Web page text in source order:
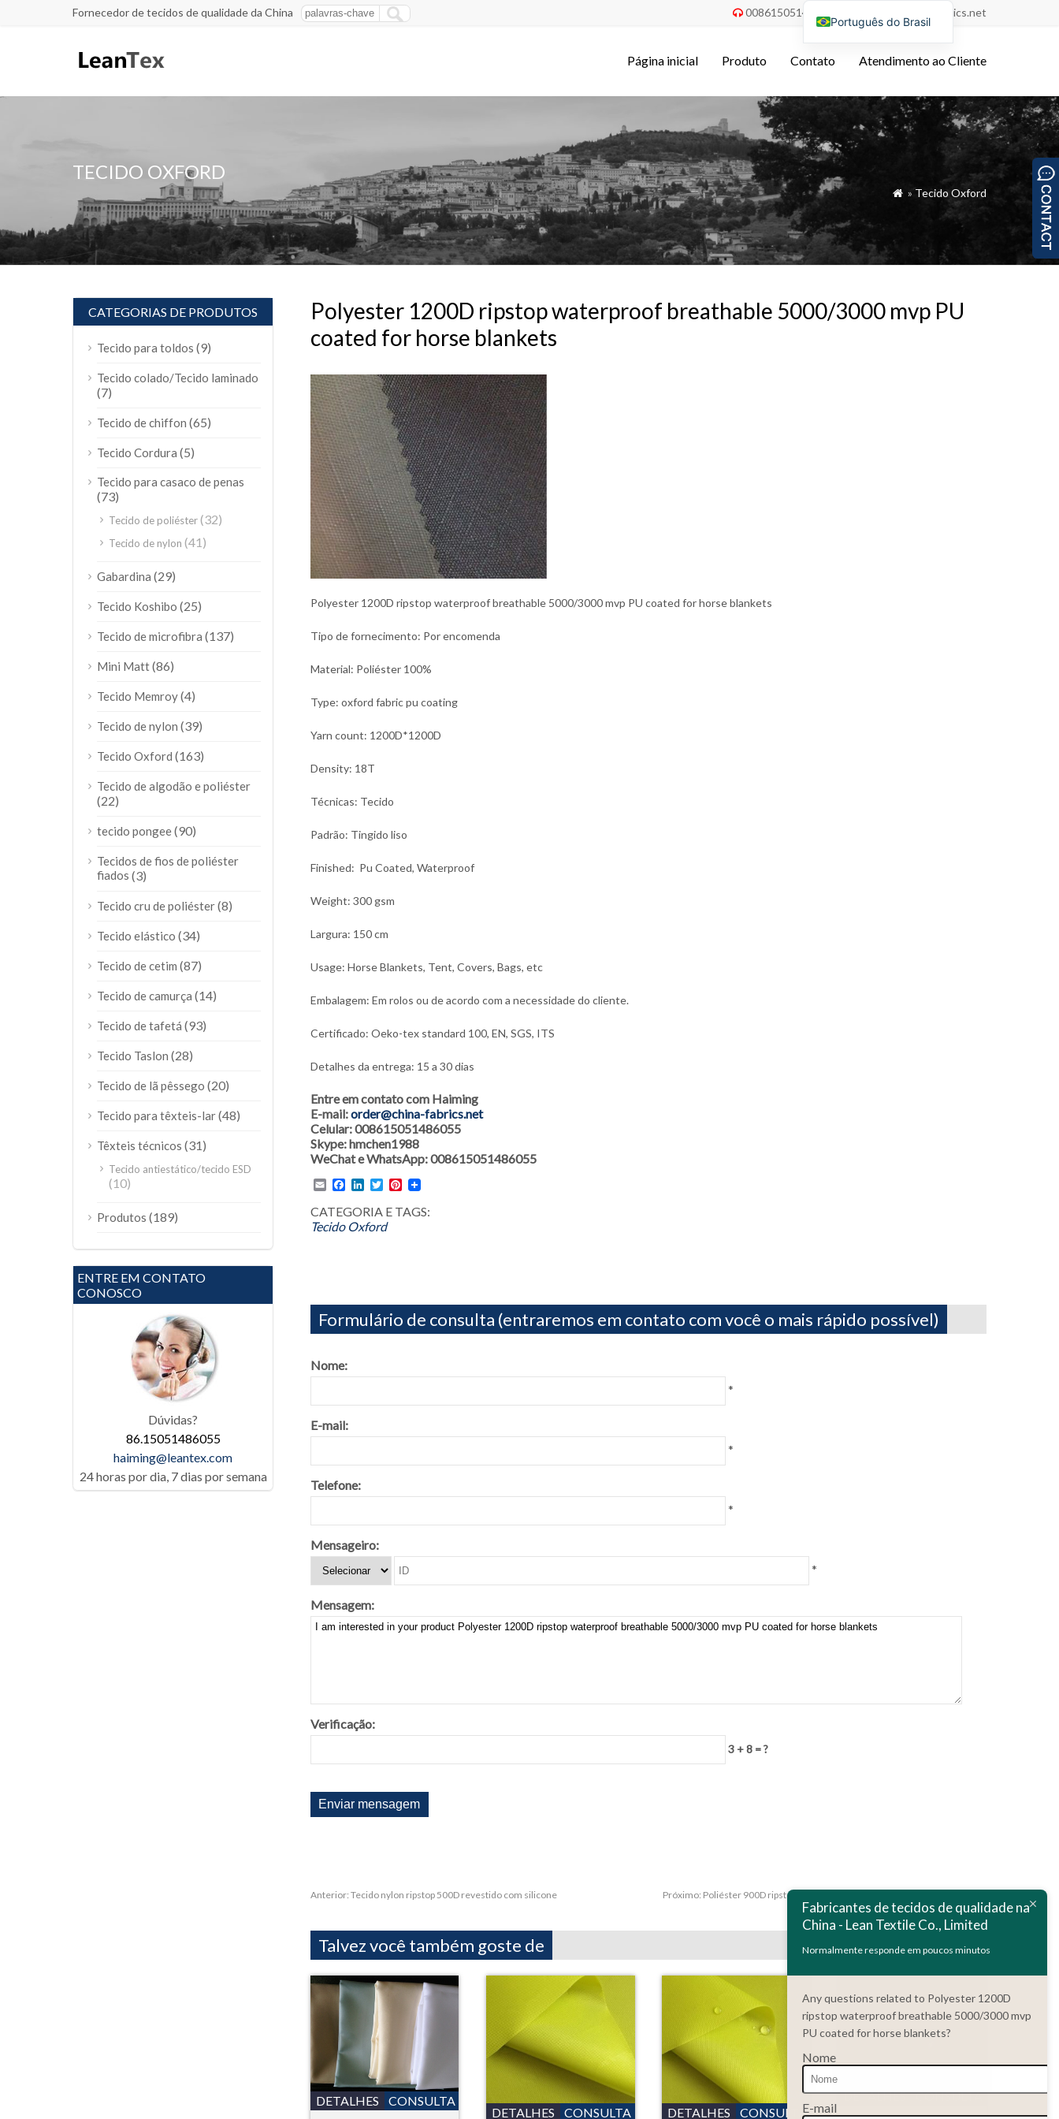
Fornecedor de tecidos de qualidade da China  008615051486055 order@china-fabrics.net
Página inicial Produto Contato Atendimento ao Cliente
TECIDO OXFORD
 »Tecido Oxford
Polyester 1200D ripstop waterproof breathable 5000/3000 mvp PU
coated for horse blankets
Polyester 1200D ripstop waterproof breathable 5000/3000 mvp PU coated for horse blankets
Tipo de fornecimento: Por encomenda
Material: Poliéster 100%
Type: oxford fabric pu coating
Yarn count: 1200D*1200D
Density: 18T
Técnicas: Tecido
Padrão: Tingido liso
Finished: Pu Coated, Waterproof
Weight: 300 gsm
Largura: 150 cm
Usage: Horse Blankets, Tent, Covers, Bags, etc
Embalagem: Em rolos ou de acordo com a necessidade do cliente.
Certificado: Oeko-tex standard 100, EN, SGS, ITS
Detalhes da entrega: 15 a 30 dias
Entre em contato com Haiming
E-mail:order@china-fabrics.net
Celular: 008615051486055
Skype: hmchen1988
WeChat e WhatsApp: 008615051486055
EmailFacebook
LinkedIn
TwitterPinterest
CATEGORIA E TAGS:
Tecido Oxford
Formulário de consulta (entraremos em contato com você o mais rápido possível)
Nome:
*
E-mail:
*
Telefone:
*
Mensageiro:
*
Mensagem:
Verificação:
3 + 8 = ?
Anterior: Tecido nylon ripstop 500D revestido com silicone Próximo: Poliéster 900D ripstop impermeável e respirável com revestimento
em PU para mantas para cavalos
Talvez você também goste de
DETALHES
CONSULTA
DETALHES CONSULTA DETALHES CONSULTA
DETALHES
CONSULTA
CATEGORIAS DE PRODUTOS
Tecido para toldos (9)
Tecido colado/Tecido laminado
(7)
Tecido de chiffon (65)
Tecido Cordura (5)
Tecido para casaco de penas
(73)
Tecido de poliéster(32)
Tecido de nylon (41)
Gabardina (29)
Tecido Koshibo (25)
Tecido de microfibra (137)
Mini Matt(86)
Tecido Memroy(4)
Tecido de nylon (39)
Tecido Oxford (163)
Tecido de algodão e poliéster
(22)
tecido pongee(90)
Tecidos de fios de poliéster
fiados (3)
Tecido cru de poliéster(8)
Tecido elástico (34)
Tecido de cetim (87)
Tecido de camurça (14)
Tecido de tafetá (93)
Tecido Taslon (28)
Tecido de lã pêssego (20)
Tecido para têxteis-lar(48)
Têxteis técnicos (31)
Tecido antiestático/tecido ESD
(10)
Produtos (189)
ENTRE EM CONTATO
CONOSCO
Dúvidas?
86.15051486055
haiming@leantex.com
24 horas por dia, 7 dias por semana
Fabricantes de tecidos de qualidade na
China - Lean Textile Co., Limited
Normalmente responde em poucos minutos
Any questions related to Polyester 1200D
ripstop waterproof breathable 5000/3000 mvp
PU coated for horse blankets?
Nome
E-mail
Português do Brasil
Deutsch
Français
Italiano
Español
Türkçe
Tiếng Việt
Bahasa Indonesia